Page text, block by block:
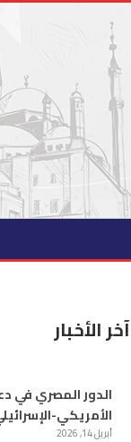
آخر الأخبار
الدور المصري في
الأمريكي-
أبريل 14, 2026